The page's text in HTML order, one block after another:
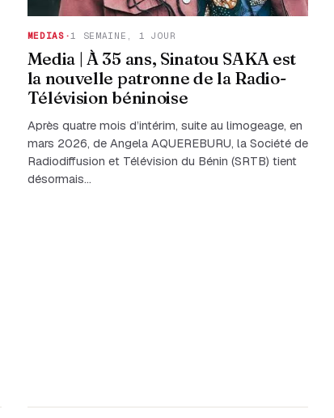
MEDIAS · 1 SEMAINE, 1 JOUR
Media | À 35 ans, Sinatou SAKA est
la nouvelle patronne de la Radio-
Télévision béninoise
Après quatre mois d’intérim, suite au limogeage, en
mars 2026, de Angela AQUEREBURU, la Société de
Radiodiffusion et Télévision du Bénin (SRTB) tient
désormais…